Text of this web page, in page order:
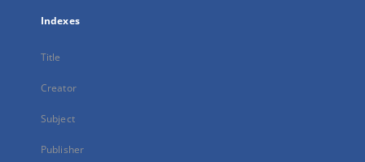
Indexes
Title
Creator
Subject
Publisher